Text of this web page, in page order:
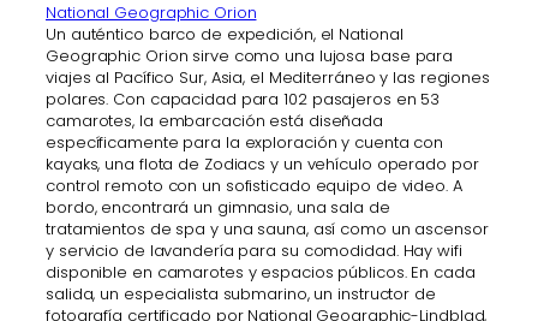
National Geographic Orion
Un auténtico barco de expedición, el National
Geographic Orion sirve como una lujosa base para
viajes al Pacífico Sur, Asia, el Mediterráneo y las regiones
polares. Con capacidad para 102 pasajeros en 53
camarotes, la embarcación está diseñada
específicamente para la exploración y cuenta con
kayaks, una flota de Zodiacs y un vehículo operado por
control remoto con un sofisticado equipo de video. A
bordo, encontrará un gimnasio, una sala de
tratamientos de spa y una sauna, así como un ascensor
y servicio de lavandería para su comodidad. Hay wifi
disponible en camarotes y espacios públicos. En cada
salida, un especialista submarino, un instructor de
fotografía certificado por National Geographic-Lindblad,